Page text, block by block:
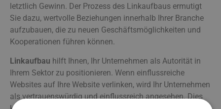
letztlich Gewinn. Der Prozess des Linkaufbaus ermutigt
Sie dazu, wertvolle Beziehungen innerhalb Ihrer Branche
aufzubauen, die zu neuen Geschäftsmöglichkeiten und
Kooperationen führen können.
Linkaufbau hilft Ihnen, Ihr Unternehmen als Autorität in
Ihrem Sektor zu positionieren. Wenn einflussreiche
Websites auf Ihre Website verlinken, wird Ihr Unternehmen
als vertrauenswürdig und einflussreich angesehen. Dies